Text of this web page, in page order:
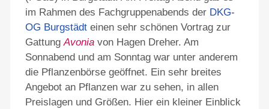
im Rahmen des Fachgruppenabends der DKG-
OG Burgstädt einen sehr schönen Vortrag zur
Gattung Avoniavon Hagen Dreher. Am
Sonnabend und am Sonntag war unter anderem
die Pflanzenbörse geöffnet. Ein sehr breites
Angebot an Pflanzen war zu sehen, in allen
Preislagen und Größen. Hier ein kleiner Einblick